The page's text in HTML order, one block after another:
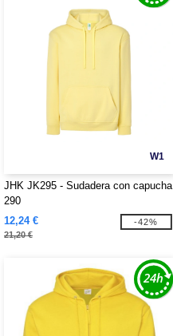
W1
JHK JK295 - Sudadera con capucha
290
12,24 €
21,20 €
-42%